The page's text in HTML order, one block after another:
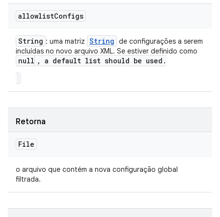
allowlistConfigs
String : uma matriz String de configurações a serem
incluídas no novo arquivo XML. Se estiver definido como
null , a default list should be used .
Retorna
File
o arquivo que contém a nova configuração global
filtrada.